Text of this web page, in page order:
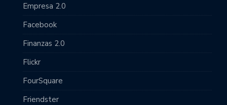
Empresa 2.0
Facebook
Finanzas 2.0
Flickr
FourSquare
Friendster